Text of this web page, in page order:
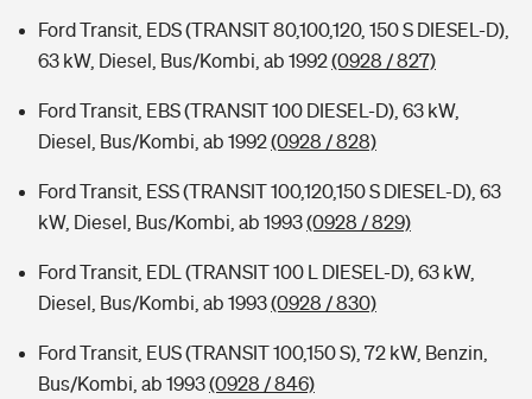
Ford Transit, EDS (TRANSIT 80,100,120, 150 S DIESEL-D),
63 kW, Diesel, Bus/Kombi, ab 1992(0928 / 827)
Ford Transit, EBS (TRANSIT 100 DIESEL-D), 63 kW,
Diesel, Bus/Kombi, ab 1992(0928 / 828)
Ford Transit, ESS (TRANSIT 100,120,150 S DIESEL-D), 63
kW, Diesel, Bus/Kombi, ab 1993(0928 / 829)
Ford Transit, EDL (TRANSIT 100 L DIESEL-D), 63 kW,
Diesel, Bus/Kombi, ab 1993(0928 / 830)
Ford Transit, EUS (TRANSIT 100,150 S), 72 kW, Benzin,
Bus/Kombi, ab 1993(0928 / 846)